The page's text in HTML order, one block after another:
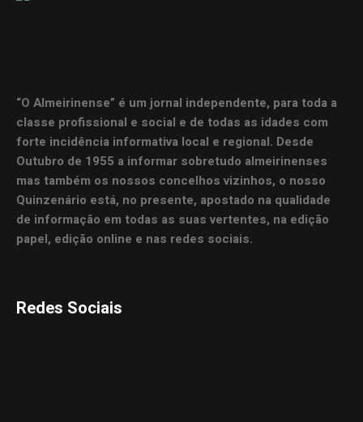
“O Almeirinense” é um jornal independente, para toda a
classe profissional e social e de todas as idades com
forte incidência informativa local e regional. Desde
Outubro de 1955 a informar sobretudo almeirinenses
mas também os nossos concelhos vizinhos, o nosso
Quinzenário está, no presente, apostado na qualidade
de informação em todas as suas vertentes, na edição
papel, edição online e nas redes sociais.
Redes Sociais